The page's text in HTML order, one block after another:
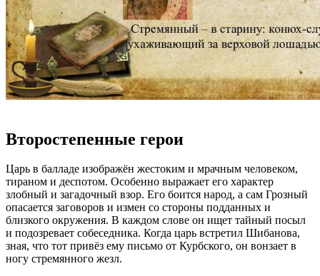
Второстепенные герои
Царь в балладе изображён жестоким и мрачным человеком,
тираном и деспотом. Особенно выражает его характер
злобный и загадочный взор. Его боится народ, а сам Грозный
опасается заговоров и измен со стороны подданных и
близкого окружения. В каждом слове он ищет тайный посыл
и подозревает собеседника. Когда царь встретил Шибанова,
зная, что тот привёз ему письмо от Курбского, он вонзает в
ногу стремянного жезл.